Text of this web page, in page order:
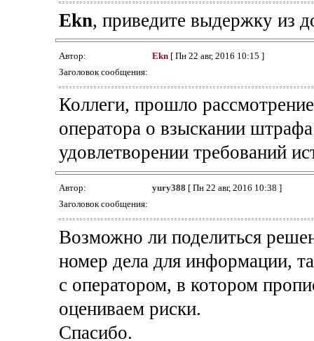
Ekn, приведите выдержку из
Автор: Ekn[ Пн 22 авг, 2016 10:15 ]
Заголовок сообщения:
Коллеги, прошло
оператора о взыскании
удовлетворении требований
Автор: yury388 [ Пн 22 авг, 2016 10:38 ]
Заголовок сообщения:
Возможно ли поделиться
номер дела для информации,
с оператором, в котором
оцениваем риски.
Спасибо.